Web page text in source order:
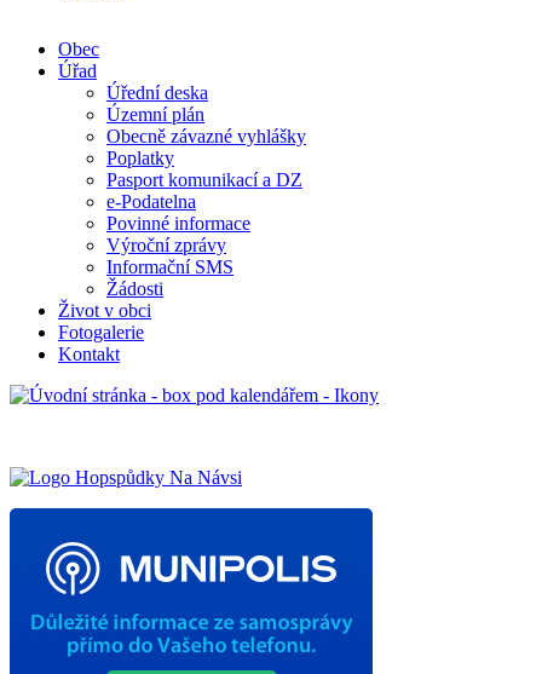
Obec
Úřad
Úřední deska
Územní plán
Obecně závazné vyhlášky
Poplatky
Pasport komunikací a DZ
e-Podatelna
Povinné informace
Výroční zprávy
Informační SMS
Žádosti
Život v obci
Fotogalerie
Kontakt